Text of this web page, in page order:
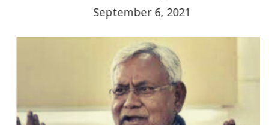
September 6, 2021